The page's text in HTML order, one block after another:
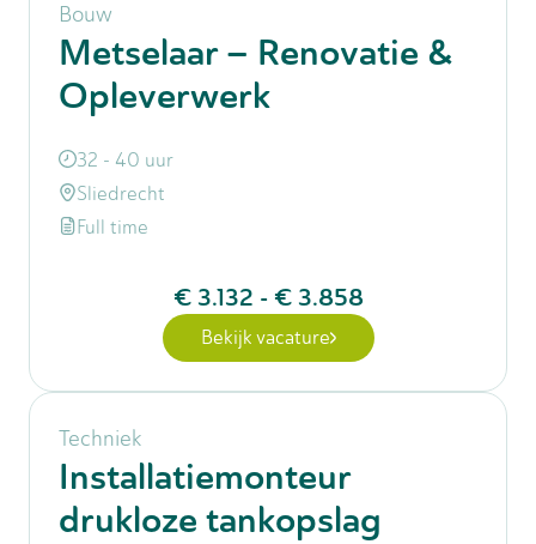
Bouw
Metselaar – Renovatie &
Opleverwerk
32 - 40 uur
Sliedrecht
Full time
€ 3.132 - € 3.858
Bekijk vacature
Techniek
Installatiemonteur
drukloze tankopslag